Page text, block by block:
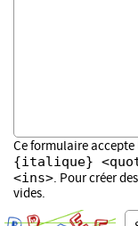
Ce formulaire accepte
{italique}
<ins>. Pour créer
vides.